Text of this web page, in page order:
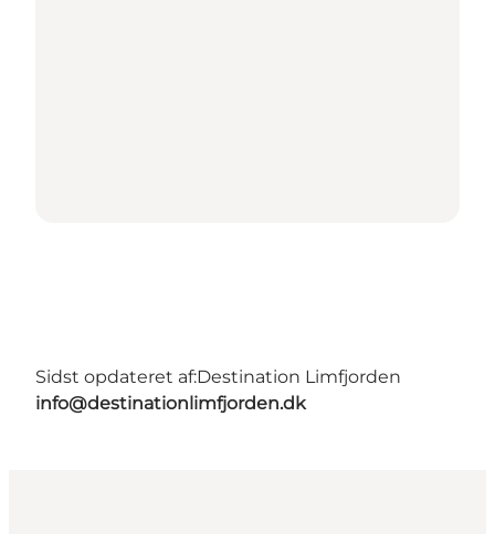
Sidst opdateret af:Destination Limfjorden
info@destinationlimfjorden.dk